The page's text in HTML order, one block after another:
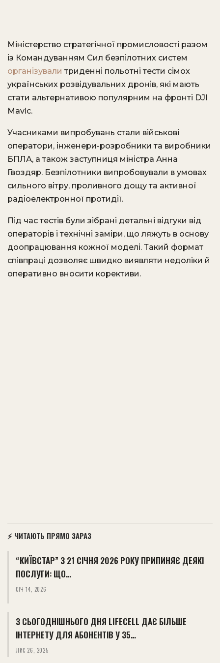
Міністерство стратегічної промисловості разом
із Командуванням Сил безпілотних систем
організували триденні польотні тести сімох
українських розвідувальних дронів, які мають
стати альтернативою популярним на фронті DJI
Mavic.
Учасниками випробувань стали військові
оператори, інженери-розробники та виробники
БПЛА, а також заступниця міністра Анна
Гвоздяр. Безпілотники випробовували в умовах
сильного вітру, проливного дощу та активної
радіоелектронної протидії.
Під час тестів були зібрані детальні відгуки від
операторів і технічні заміри, що ляжуть в основу
доопрацювання кожної моделі. Такий формат
співпраці дозволяє швидко виявляти недоліки й
оперативно вносити корективи.
⚡ ЧИТАЮТЬ ПРЯМО ЗАРАЗ
“КИЇВСТАР” З 21 СІЧНЯ 2026 РОКУ ПРИПИНЯЄ ДЕЯКІ
ПОСЛУГИ: ЩО…
СІЧ 14, 2026
З СЬОГОДНІШНЬОГО ДНЯ LIFECELL ДАЄ БІЛЬШЕ
ІНТЕРНЕТУ ДЛЯ АБОНЕНТІВ У 35…
ЛИС 26, 2025